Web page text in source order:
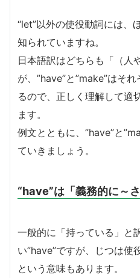
“let”以外の使役動詞には、
知られていますね。
日本語訳はどちらも「（人
が、”have”と”make”はそ
るので、正しく理解して適
ます。
例文とともに、”have”と
ていきましょう。
“have”は「義務的に～さ
一般的に「持っている」と
い”have”ですが、じつは使
という意味もあります。